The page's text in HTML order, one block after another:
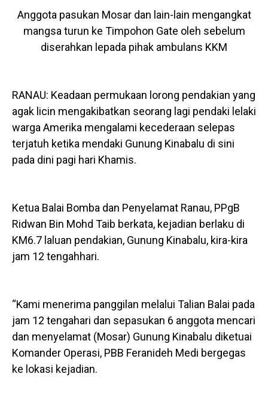
Anggota pasukan Mosar dan lain-lain mengangkat
mangsa turun ke Timpohon Gate oleh sebelum
diserahkan lepada pihak ambulans KKM
RANAU: Keadaan permukaan lorong pendakian yang
agak licin mengakibatkan seorang lagi pendaki lelaki
warga Amerika mengalami kecederaan selepas
terjatuh ketika mendaki Gunung Kinabalu di sini
pada dini pagi hari Khamis.
Ketua Balai Bomba dan Penyelamat Ranau, PPgB
Ridwan Bin Mohd Taib berkata, kejadian berlaku di
KM6.7 laluan pendakian, Gunung Kinabalu, kira-kira
jam 12 tengahhari.
“Kami menerima panggilan melalui Talian Balai pada
jam 12 tengahari dan sepasukan 6 anggota mencari
dan menyelamat (Mosar) Gunung Kinabalu diketuai
Komander Operasi, PBB Feranideh Medi bergegas
ke lokasi kejadian.